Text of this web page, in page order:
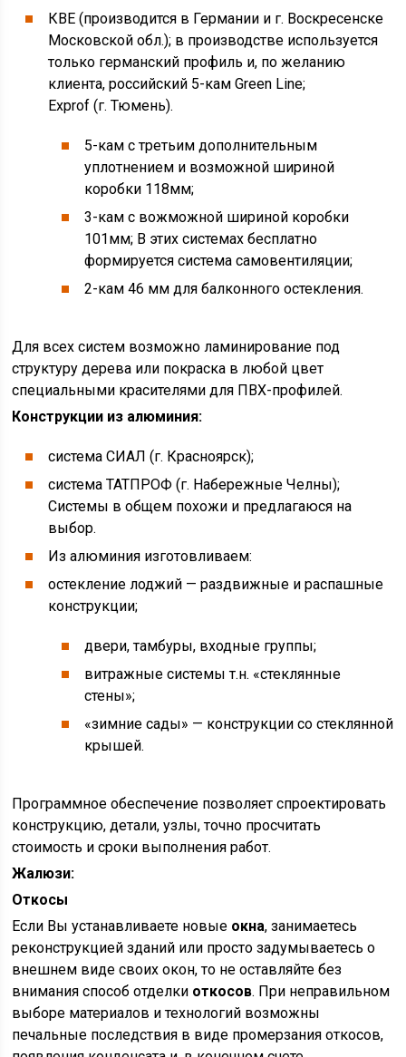
КВЕ (производится в Германии и г. Воскресенске
Московской обл.); в производстве используется
только германский профиль и, по желанию
клиента, российский 5-кам Green Line;
Exprof (г. Тюмень).
5-кам с третьим дополнительным
уплотнением и возможной шириной
коробки 118мм;
3-кам с вожможной шириной коробки
101мм; В этих системах бесплатно
формируется система самовентиляции;
2-кам 46 мм для балконного остекления.
Для всех систем возможно ламинирование под
структуру дерева или покраска в любой цвет
специальными красителями для ПВХ-профилей.
Конструкции из алюминия:
система СИАЛ (г. Красноярск);
система ТАТПРОФ (г. Набережные Челны);
Системы в общем похожи и предлагаюся на
выбор.
Из алюминия изготовливаем:
остекление лоджий — раздвижные и распашные
конструкции;
двери, тамбуры, входные группы;
витражные системы т.н. «стеклянные
стены»;
«зимние сады» — конструкции со стеклянной
крышей.
Программное обеспечение позволяет спроектировать
конструкцию, детали, узлы, точно просчитать
стоимость и сроки выполнения работ.
Жалюзи:
Откосы
Если Вы устанавливаете новые окна, занимаетесь
реконструкцией зданий или просто задумываетесь о
внешнем виде своих окон, то не оставляйте без
внимания способ отделки откосов. При неправильном
выборе материалов и технологий возможны
печальные последствия в виде промерзания откосов,